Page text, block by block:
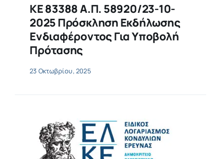
Επιτροπές
ΚΕ 83388 Α.Π. 58920/23-10-
2025 Πρόσκληση Εκδήλωσης
Ενδιαφέροντος Για Υποβολή
Πρότασης
23 Οκτωβρίου, 2025